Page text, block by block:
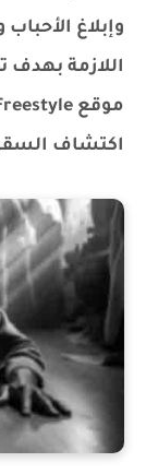
وإبلاغ
اللازمة بهدف
اكتشاف